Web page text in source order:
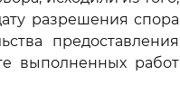
разрешения спора
предоставления
выполненных работ